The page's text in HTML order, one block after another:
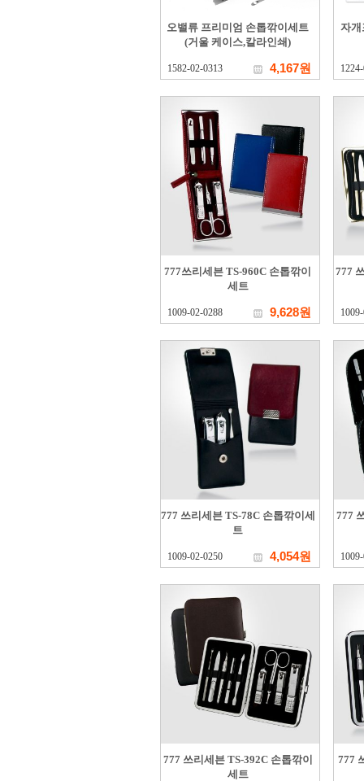
오밸류 프리미엄 손톱깎이세트
(거울 케이스,칼라인쇄)
1582-02-0313 4,167원
자개
777쓰리세븐 TS-960C 손톱깎이
세트
1009-02-0288 9,628원
777
777 쓰리세븐 TS-78C 손톱깎이세
트
1009-02-0250 4,054원
777
777 쓰리세븐 TS-392C 손톱깎이
세트
777